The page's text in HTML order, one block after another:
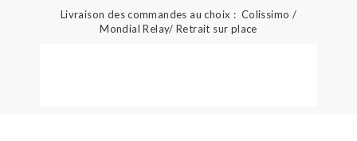
Livraison des commandes au choix : Colissimo /
Mondial Relay/ Retrait sur place